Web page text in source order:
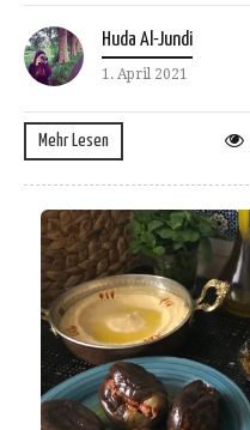
Huda Al-Jundi
1. April 2021
Mehr Lesen